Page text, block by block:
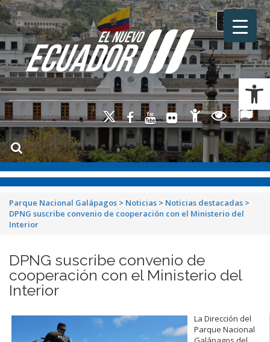
Toggle
Parque Nacional Galápagos > Noticias > Noticias destacadas >
DPNG suscribe convenio de cooperación con el Ministerio del
Interior
DPNG suscribe convenio de
cooperación con el Ministerio del
Interior
La Dirección del
Parque Nacional